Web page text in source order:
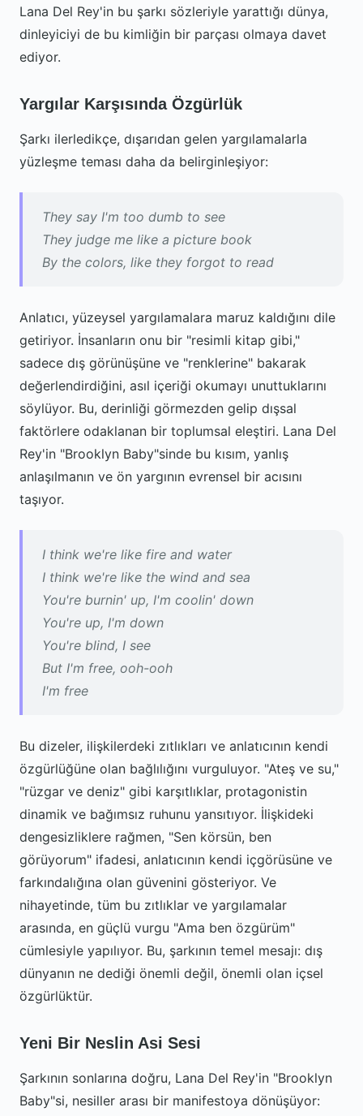
Lana Del Rey'in bu şarkı sözleriyle yarattığı dünya,
dinleyiciyi de bu kimliğin bir parçası olmaya davet
ediyor.
Yargılar Karşısında Özgürlük
Şarkı ilerledikçe, dışarıdan gelen yargılamalarla
yüzleşme teması daha da belirginleşiyor:
They say I'm too dumb to see
They judge me like a picture book
By the colors, like they forgot to read
Anlatıcı, yüzeysel yargılamalara maruz kaldığını dile
getiriyor. İnsanların onu bir "resimli kitap gibi,"
sadece dış görünüşüne ve "renklerine" bakarak
değerlendirdiğini, asıl içeriği okumayı unuttuklarını
söylüyor. Bu, derinliği görmezden gelip dışsal
faktörlere odaklanan bir toplumsal eleştiri. Lana Del
Rey'in "Brooklyn Baby"sinde bu kısım, yanlış
anlaşılmanın ve ön yargının evrensel bir acısını
taşıyor.
I think we're like fire and water
I think we're like the wind and sea
You're burnin' up, I'm coolin' down
You're up, I'm down
You're blind, I see
But I'm free, ooh-ooh
I'm free
Bu dizeler, ilişkilerdeki zıtlıkları ve anlatıcının kendi
özgürlüğüne olan bağlılığını vurguluyor. "Ateş ve su,"
"rüzgar ve deniz" gibi karşıtlıklar, protagonistin
dinamik ve bağımsız ruhunu yansıtıyor. İlişkideki
dengesizliklere rağmen, "Sen körsün, ben
görüyorum" ifadesi, anlatıcının kendi içgörüsüne ve
farkındalığına olan güvenini gösteriyor. Ve
nihayetinde, tüm bu zıtlıklar ve yargılamalar
arasında, en güçlü vurgu "Ama ben özgürüm"
cümlesiyle yapılıyor. Bu, şarkının temel mesajı: dış
dünyanın ne dediği önemli değil, önemli olan içsel
özgürlüktür.
Yeni Bir Neslin Asi Sesi
Şarkının sonlarına doğru, Lana Del Rey'in "Brooklyn
Baby"si, nesiller arası bir manifestoya dönüşüyor: